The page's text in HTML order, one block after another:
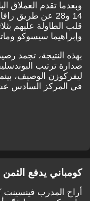
وبعدما تقدم العملاق
14 و28 عن طريق
قلب الطاولة عليهم
وإبراهيما سيسوكو وماتوش
في المركز السادس
كومباني يدفع الثمن
أراح المدرب